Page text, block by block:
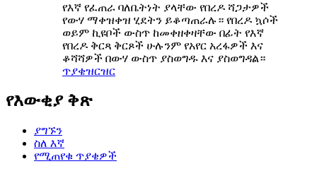
የእኛ የፈጠራ ባለቤትነት ያላቸው የበረዶ ሻጋታዎች
የውሃ ማቀዝቀዝ ሂደትን ይቆጣጠራሉ። የበረዶ ኳሶች
ወይም ኪዩቦች ውስጥ ከመቀዘቀዛቸው በፊት የእኛ
የበረዶ ቅርጻ ቅርጾች ሁሉንም የአየር አረፋዎች እና
ቆሻሻዎች በውሃ ውስጥ ያስወግዱ እና ያስወግዳል።
ጥያቄዝርዝር
የእውቂያ ቅጽ
ያግኙን
ስለ እኛ
የሚጠየቁ ጥያቄዎች